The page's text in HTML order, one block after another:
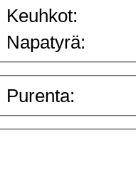
Keuhkot:
Napatyrä:
Purenta: